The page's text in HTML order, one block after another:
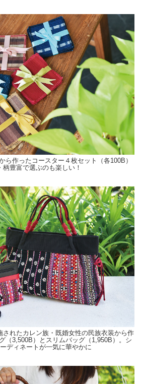
ら作ったコースター４枚セット（各100B）
柄豊富で選ぶのも楽しい！
されたカレン族・既婚女性の民族衣装から作
（3,500B）とスリムバッグ（1,950B）。シ
ディネートが一気に華やかに